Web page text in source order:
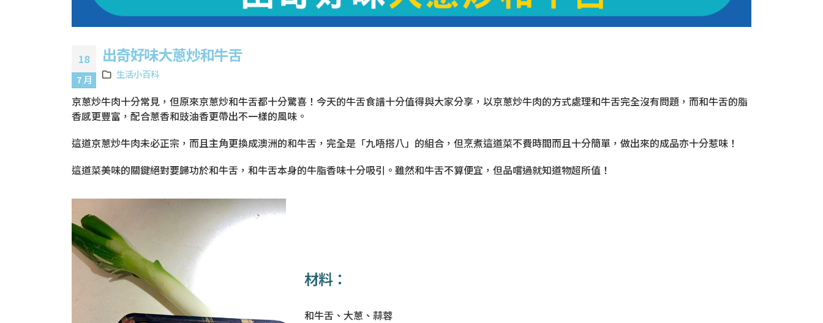
18
7 月
出奇好味大蔥炒和牛舌
生活小百科
京蔥炒牛肉十分常見，但原來京蔥炒和牛舌都十分驚喜！今天的牛舌食譜十分值得與大家分享，以京蔥炒牛肉的方式處理和牛舌完全沒有問題，而和牛舌的脂
香感更豐富，配合蔥香和豉油香更帶出不一樣的風味。
這道京蔥炒牛肉未必正宗，而且主角更換成澳洲的和牛舌，完全是「九唔搭八」的組合，但烹煮這道菜不費時間而且十分簡單，做出來的成品亦十分惹味！
這道菜美味的關鍵絕對要歸功於和牛舌，和牛舌本身的牛脂香味十分吸引。雖然和牛舌不算便宜，但品嚐過就知道物超所值！
材料：
和牛舌、大蔥、蒜蓉